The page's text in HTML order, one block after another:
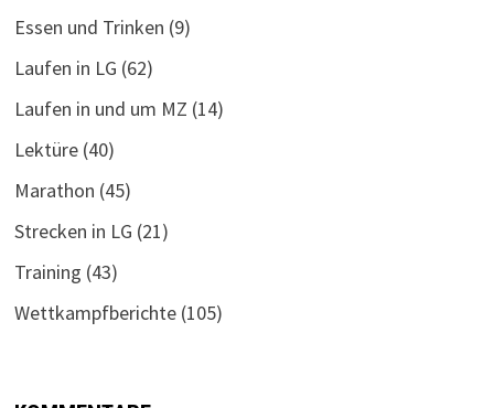
Essen und Trinken (9)
Laufen in LG (62)
Laufen in und um MZ (14)
Lektüre(40)
Marathon (45)
Strecken in LG (21)
Training (43)
Wettkampfberichte(105)